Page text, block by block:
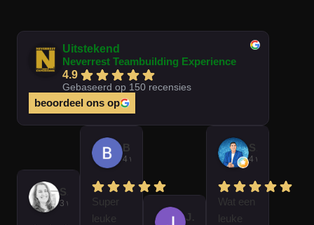
Uitstekend
Neverrest Teambuilding Experience
4.9
Gebaseerd op 150 recensies
beoordeel ons op
3 weken geleden
4 weken geleden
Super
leuke
José Van Gorkum
4 weken geleden
Wat een
leuke